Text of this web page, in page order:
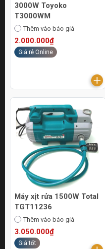
3000W Toyoko
T3000WM
Thêm vào báo giá
2.000.000₫
Giá rẻ Online
Máy xịt rửa 1500W Total
TGT11236
Thêm vào báo giá
3.050.000₫
Giá tốt